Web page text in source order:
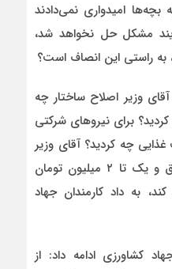
امیدواری نمی‌دادند
مشکل حل نخواهد شد،
به راستی این انصاف است؟
وزیر اصلاح ساختار چه
برای نیروهای شرکتی
چه کردید؟ آقای وزیر
با ۱۰ تا ۱۲ میلیون تومان حقوق و یک تا ۲ میلیون تومان
به داد کارمندان جهاد
کشاورزی ادامه داد: از